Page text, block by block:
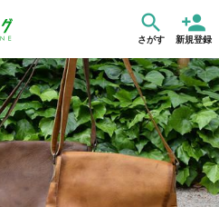
さがす 新規登録